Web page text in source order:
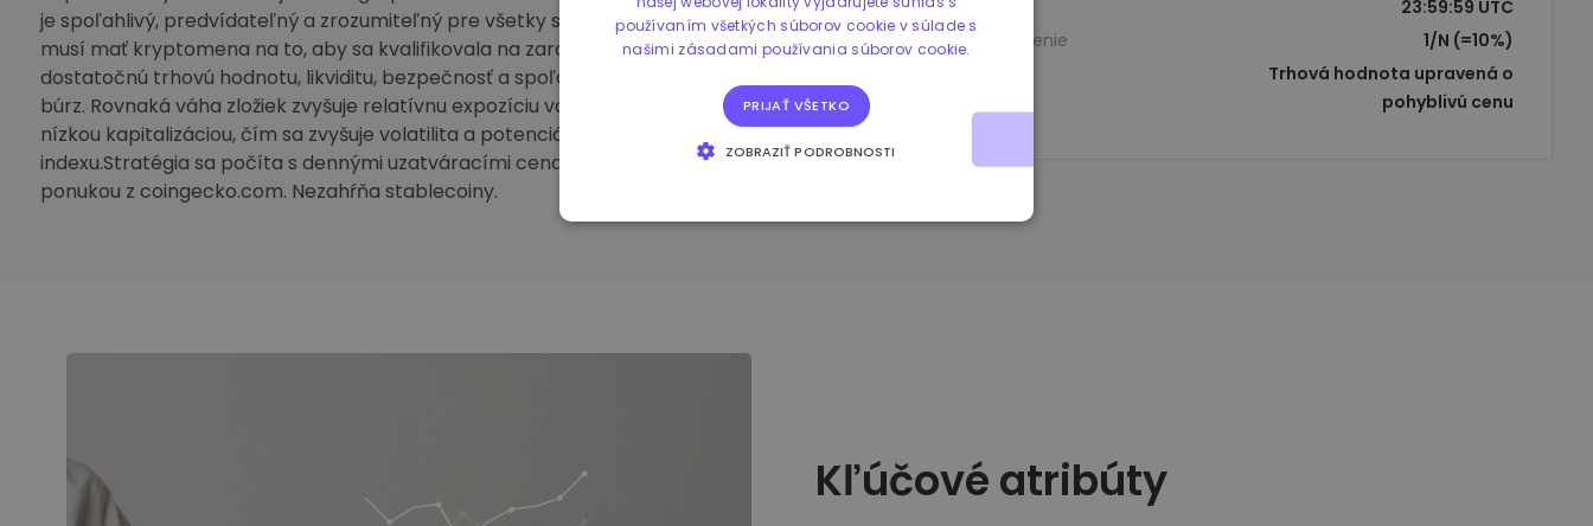
je spoľahlivý, predvídateľný a zrozumiteľný pre všetky strany.Okrem iného
musí mať kryptomena na to, aby sa kvalifikovala na zaradenie do indexu,
dostatočnú trhovú hodnotu, likviditu, bezpečnosť a spoľahlivý zdroj údajov z
búrz. Rovnaká váha zložiek zvyšuje relatívnu expozíciu voči spoločnostiam s
nízkou kapitalizáciou, čím sa zvyšuje volatilita a potenciálne výnosy
indexu.Stratégia sa počíta s dennými uzatváracími cenami a cirkulujúcou
ponukou z coingecko.com. Nezahŕňa stablecoiny.
23:59:59 UTC
Hmotnostné obmedzenie
1/N (=10%)
Váženie
Trhová hodnota upravená o
pohyblivú cenu
Kľúčové atribúty
používaním všetkých súborov cookie v súlade s
našimi zásadami používania súborov cookie.
PRIJAŤ VŠETKO
ZOBRAZIŤ PODROBNOSTI